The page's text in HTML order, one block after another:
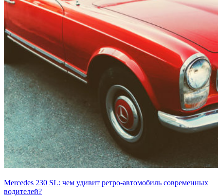
Mercedes 230 SL: чем удивит ретро-автомобиль современных
водителей?